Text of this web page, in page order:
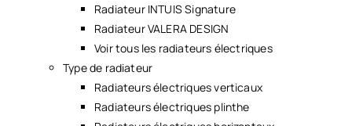
Radiateur INTUIS Signature
Radiateur VALERA DESIGN
Voir tous les radiateurs électriques
Type de radiateur
Radiateurs électriques verticaux
Radiateurs électriques plinthe